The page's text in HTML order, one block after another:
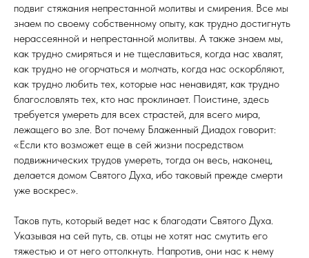
подвиг стяжания непрестанной молитвы и смирения. Все мы
знаем по своему собственному опыту, как трудно достигнуть
нерассеянной и непрестанной молитвы. А также знаем мы,
как трудно смиряться и не тщеславиться, когда нас хвалят,
как трудно не огорчаться и молчать, когда нас оскорбляют,
как трудно любить тех, которые нас ненавидят, как трудно
благословлять тех, кто нас проклинает. Поистине, здесь
требуется умереть для всех страстей, для всего мира,
лежащего во зле. Вот почему Блаженный Диадох говорит:
«Если кто возможет еще в сей жизни посредством
подвижнических трудов умереть, тогда он весь, наконец,
делается домом Святого Духа, ибо таковый прежде смерти
уже воскрес».
Таков путь, который ведет нас к благодати Святого Духа.
Указывая на сей путь, св. отцы не хотят нас смутить его
тяжестью и от него оттолкнуть. Напротив, они нас к нему